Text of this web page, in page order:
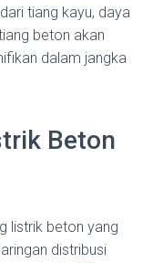
tiang kayu, daya
beton akan
dalam jangka
Beton
listrik beton yang
distribusi